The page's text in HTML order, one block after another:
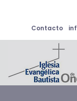
Contacto